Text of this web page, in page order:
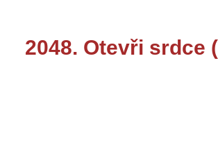
2048. Otevři srdce